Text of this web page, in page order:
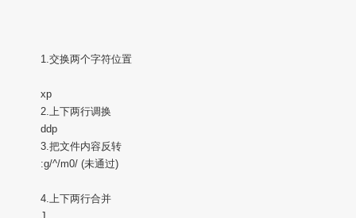
1.交换两个字符位置
xp
2.上下两行调换
ddp
3.把文件内容反转
:g/^/m0/ (未通过)
4.上下两行合并